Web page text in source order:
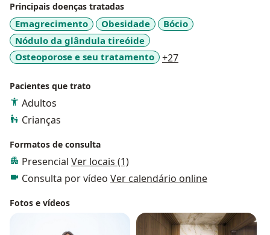
Universidade Feevale
- Professora de Pós Graduação de Endocrinologia
- Professora de cursos preparatórios para provas de
especialistas
Atualmente atendo presencialmente em Porto Alegre
e Santa Maria, além de realizar consultas online.
Prezo por promover saúde, prevenir doenças e
realizar tratamentos éticos e seguros.
Principais doenças tratadas
Emagrecimento Obesidade
Bócio
Nódulo da glândula tireóide
Osteoporose e seu tratamento
+27
Pacientes que trato
Adultos
Crianças
Formatos de consulta
Presencial Ver locais (1)
Consulta por vídeo Ver calendário online
Fotos e vídeos